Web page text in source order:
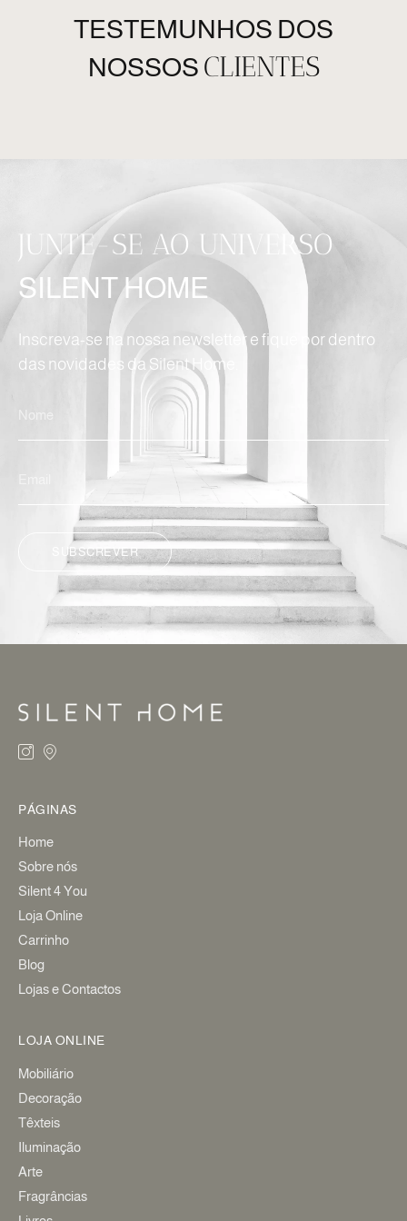
TESTEMUNHOS DOS
NOSSOS CLIENTES
JUNTE-SE AO UNIVERSO
SILENT HOME
Inscreva-se na nossa newsletter e fique por dentro
das novidades da Silent Home.
SUBSCREVER
PÁGINAS
Home
Sobre nós
Silent 4 You
Loja Online
Carrinho
Blog
Lojas e Contactos
LOJA ONLINE
Mobiliário
Decoração
Têxteis
Iluminação
Arte
Fragrâncias